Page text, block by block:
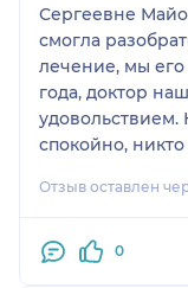
Сергеевне
смогла
лечение, мы
года, доктор
спокойно,
Отзыв оставлен
0